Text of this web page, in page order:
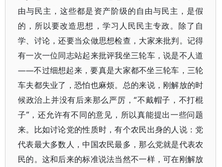
由与民主，这些都是资产阶级的自由与民主，是假
的，所以要改造思想，学习人民民主专政。除了自
学、讨论，还要当众做思想检查，大家来批判。记得
有一次一位同志站起来批评我坐三轮车，说是不人道
——不过细想起来，要真是大家都不坐三轮车，三轮
车夫都失业了，恐怕也麻烦。总的来说，刚解放的时
候政治上并没有后来那么严厉，“不戴帽子，不打棍
子”，还允许有不同的意见，所以真能提出一些问题
来。比如讨论党的性质时，有个农民出身的人说：党
代表最大多数人，中国农民最多，那么党就是代表农
民的。这和后来的标准说法当然不一样，可在刚解放